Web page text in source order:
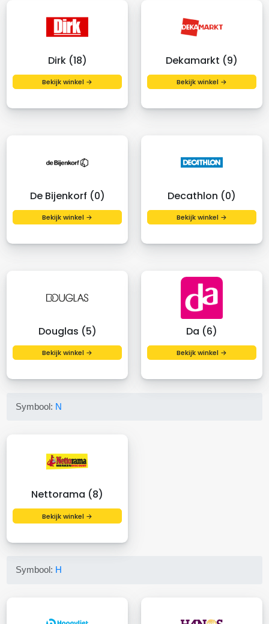
Dirk (18)
Bekijk winkel →
Dekamarkt (9)
Bekijk winkel →
De Bijenkorf (0)
Bekijk winkel →
Decathlon (0)
Bekijk winkel →
Douglas (5)
Bekijk winkel →
Da (6)
Bekijk winkel →
Symbool: N
Nettorama (8)
Bekijk winkel →
Symbool: H